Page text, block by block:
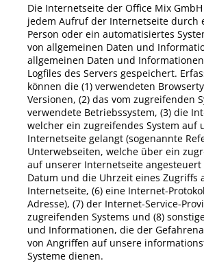
Die Internetseite der Office Mix GmbH
jedem Aufruf der Internetseite durch
Person oder ein automatisiertes
von allgemeinen Daten und
allgemeinen Daten und
Logfiles des Servers gespeichert.
können die (1) verwendeten
Versionen, (2) das vom zugreifenden
verwendete Betriebssystem, (3) die
welcher ein zugreifendes System auf
Internetseite gelangt (sogenannte
Unterwebseiten, welche über ein
auf unserer Internetseite angesteuert
Datum und die Uhrzeit eines Zugriffs
Internetseite, (6) eine Internet-
Adresse), (7) der Internet-Service-
zugreifenden Systems und (8)
und Informationen, die der
von Angriffen auf unsere
Systeme dienen.